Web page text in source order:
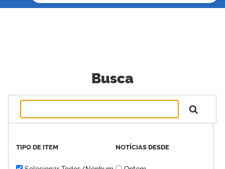
Busca
TIPO DE ITEM NOTÍCIAS DESDE